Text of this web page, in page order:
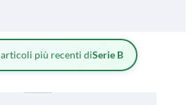
articoli più recenti diSerie B